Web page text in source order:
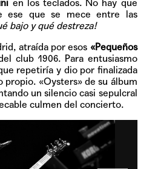
en los teclados. No hay que
ese que se mece entre las
bajo y qué destreza!
atraída por esos «Pequeños
club 1906. Para entusiasmo
repetiría y dio por finalizada
propio. «Oysters» de su álbum
un silencio casi sepulcral
culmen del concierto.